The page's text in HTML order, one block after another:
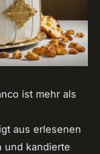
ist mehr als
aus erlesenen
und kandierte